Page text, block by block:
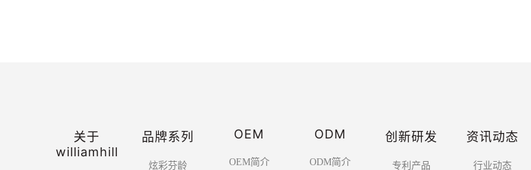
关于
williamhill
品牌系列
炫彩芬龄
OEM
OEM简介
ODM
ODM简介
创新研发
专利产品
资讯动态
行业动态